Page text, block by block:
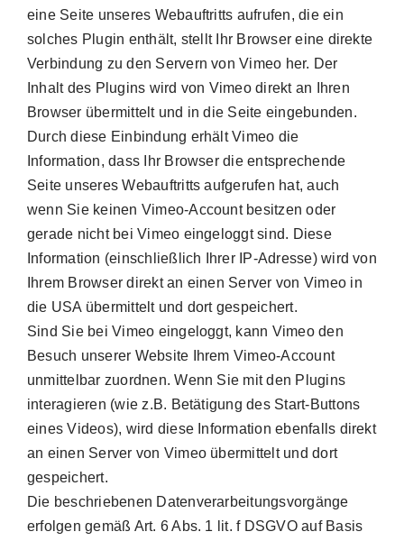
eine Seite unseres Webauftritts aufrufen, die ein
solches Plugin enthält, stellt Ihr Browser eine direkte
Verbindung zu den Servern von Vimeo her. Der
Inhalt des Plugins wird von Vimeo direkt an Ihren
Browser übermittelt und in die Seite eingebunden.
Durch diese Einbindung erhält Vimeo die
Information, dass Ihr Browser die entsprechende
Seite unseres Webauftritts aufgerufen hat, auch
wenn Sie keinen Vimeo-Account besitzen oder
gerade nicht bei Vimeo eingeloggt sind. Diese
Information (einschließlich Ihrer IP-Adresse) wird von
Ihrem Browser direkt an einen Server von Vimeo in
die USA übermittelt und dort gespeichert.
Sind Sie bei Vimeo eingeloggt, kann Vimeo den
Besuch unserer Website Ihrem Vimeo-Account
unmittelbar zuordnen. Wenn Sie mit den Plugins
interagieren (wie z.B. Betätigung des Start-Buttons
eines Videos), wird diese Information ebenfalls direkt
an einen Server von Vimeo übermittelt und dort
gespeichert.
Die beschriebenen Datenverarbeitungsvorgänge
erfolgen gemäß Art. 6 Abs. 1 lit. f DSGVO auf Basis